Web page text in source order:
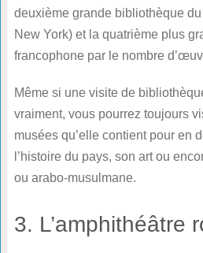
deuxième grande bibliothèque
New York) et la quatrième plus
francophone par le nombre
Même si une visite de
vraiment, vous pourrez toujours
musées qu’elle contient pour en
l’histoire du pays, son art ou
ou arabo-musulmane.
3. L’amphithéâtre